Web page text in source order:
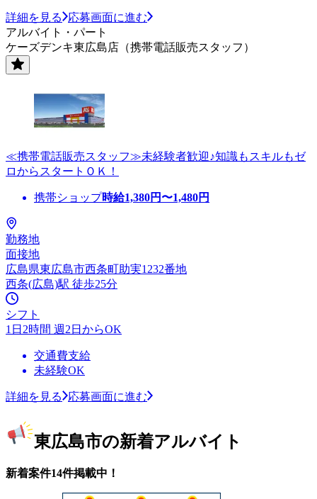
詳細を見る
応募画面に進む
アルバイト・パート
ケーズデンキ東広島店（携帯電話販売スタッフ）
≪携帯電話販売スタッフ≫未経験者歓迎♪知識もスキルもゼ
ロからスタートＯＫ！
携帯ショップ時給1,380円〜1,480円
勤務地
面接地
広島県東広島市西条町助実1232番地
西条(広島)駅 徒歩25分
シフト
1日2時間 週2日からOK
交通費支給
未経験OK
詳細を見る 応募画面に進む
東広島市の新着アルバイト
新着案件14件掲載中！